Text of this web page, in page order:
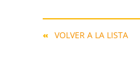
VOLVER A LA LISTA